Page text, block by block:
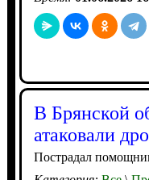
В Брянской
атаковали
Пострадал